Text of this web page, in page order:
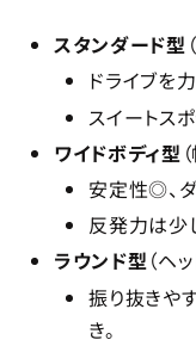
スタンダード型
ドライブを
スイートス
ワイドボディ型
安定性◎、ダ
反発力は少
ラウンド型（ヘ
振り抜きや
き。